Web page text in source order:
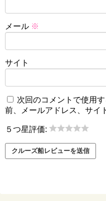
メール ※
サイト
次回のコメントで使用
前、メールアドレス、サイ
５つ星評価: